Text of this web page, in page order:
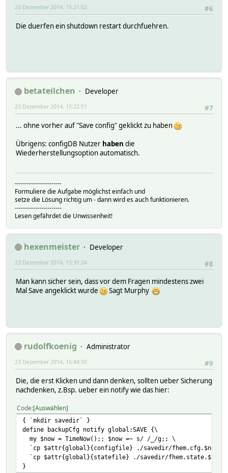
#6
23 Dezember 2014, 15:21:02
Die duerfen ein shutdown restart durchfuehren.
betateilchen
Developer
#7
23 Dezember 2014, 15:22:51
... ohne vorher auf "Save config" geklickt zu haben
Übrigens: configDB Nutzer haben die
Wiederherstellungsoption automatisch.
-----------------------
Formuliere die Aufgabe möglichst einfach und
setze die Lösung richtig um - dann wird es auch funktionieren.
-----------------------
Lesen gefährdet die Unwissenheit!
hexenmeister
Developer
#8
23 Dezember 2014, 15:31:24
Man kann sicher sein, dass vor dem Fragen mindestens zwei
Mal Save angeklickt wurde
Sagt Murphy
rudolfkoenig
Administrator
#9
23 Dezember 2014, 15:44:50
Die, die erst Klicken und dann denken, sollten ueber Sicherung
nachdenken, z.Bsp. ueber ein notify wie das hier:
Code Auswählen
{ `mkdir savedir` }
define backupCfg notify global:SAVE {\
my $now = TimeNow();; $now =~ s/ /_/g;; \
`cp $attr{global}{configfile} ./savedir/
`cp $attr{global}{statefile} ./savedir/
}